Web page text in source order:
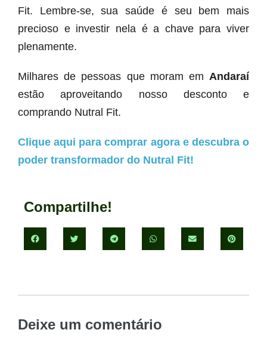
Fit. Lembre-se, sua saúde é seu bem mais
precioso e investir nela é a chave para viver
plenamente.
Milhares de pessoas que moram em Andaraí
estão aproveitando nosso desconto e
comprando Nutral Fit.
Clique aqui para comprar agora e descubra o
poder transformador do Nutral Fit!
Compartilhe!
Deixe um comentário